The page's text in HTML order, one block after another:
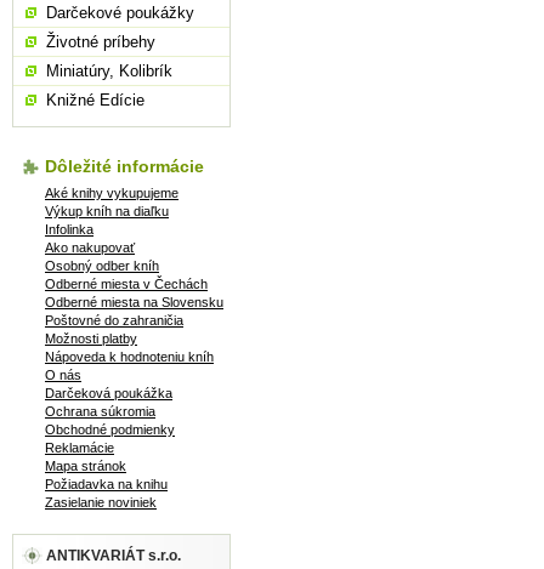
Darčekové poukážky
Životné príbehy
Miniatúry, Kolibrík
Knižné Edície
Dôležité informácie
Aké knihy vykupujeme
Výkup kníh na diaľku
Infolinka
Ako nakupovať
Osobný odber kníh
Odberné miesta v Čechách
Odberné miesta na Slovensku
Poštovné do zahraničia
Možnosti platby
Nápoveda k hodnoteniu kníh
O nás
Darčeková poukážka
Ochrana súkromia
Obchodné podmienky
Reklamácie
Mapa stránok
Požiadavka na knihu
Zasielanie noviniek
ANTIKVARIÁT s.r.o.